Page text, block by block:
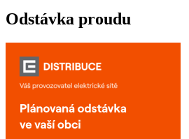
Odstávka proudu